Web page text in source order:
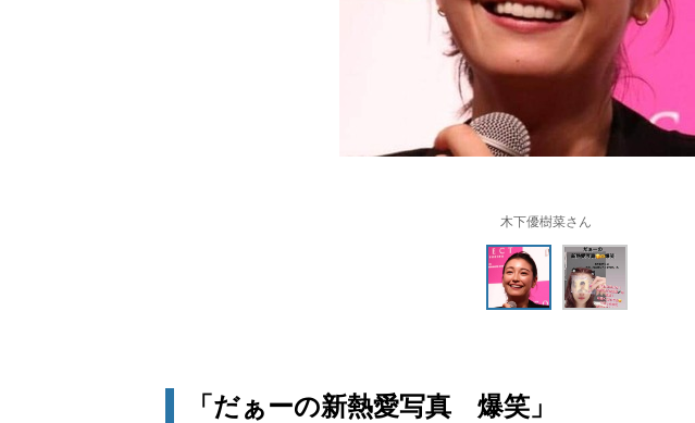
木下優樹菜さん
「だぁーの新熱愛写真 爆笑」